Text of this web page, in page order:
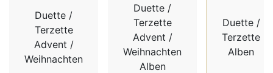
Duette /
Terzette
Advent /
Weihnachten
Duette /
Terzette
Advent /
Weihnachten
Alben
Duette /
Terzette
Alben